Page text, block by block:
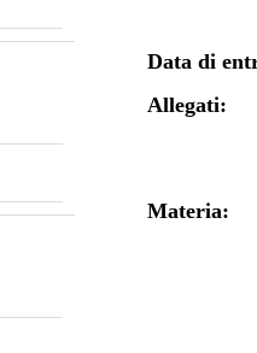
Data di
Allegati:
Materia: